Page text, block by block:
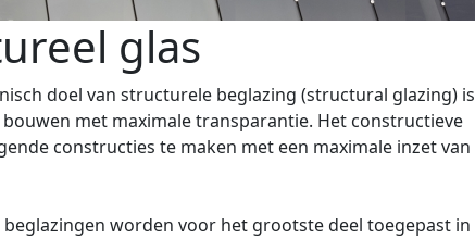
glas
doel van structurele beglazing (structural glazing) is
met maximale transparantie. Het constructieve
constructies te maken met een maximale inzet van
worden voor het grootste deel toegepast in